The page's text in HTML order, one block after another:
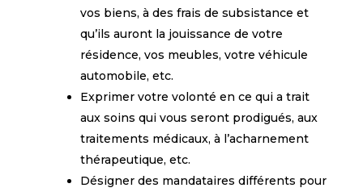
vos biens, à des frais de subsistance et
qu’ils auront la jouissance de votre
résidence, vos meubles, votre véhicule
automobile, etc.
Exprimer votre volonté en ce qui a trait
aux soins qui vous seront prodigués, aux
traitements médicaux, à l’acharnement
thérapeutique, etc.
Désigner des mandataires différents pour